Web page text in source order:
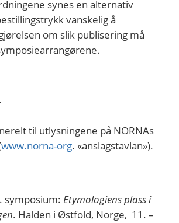
synes en alternativ
vanskelig å
om slik publisering må
til utlysningene på NORNAs
www.norna-org. «anslagstavlan»).
symposium: Etymologiens plass i
. Halden i Østfold, Norge, 11. –